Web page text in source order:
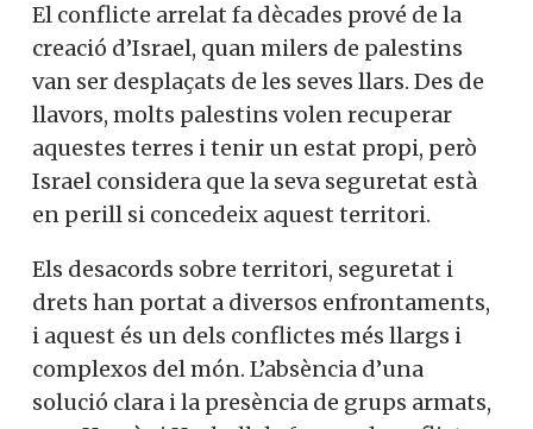
El conflicte arrelat fa dècades prové de la
creació d’Israel, quan milers de palestins
van ser desplaçats de les seves llars. Des de
llavors, molts palestins volen recuperar
aquestes terres i tenir un estat propi, però
Israel considera que la seva seguretat està
en perill si concedeix aquest territori.
Els desacords sobre territori, seguretat i
drets han portat a diversos enfrontaments,
i aquest és un dels conflictes més llargs i
complexos del món. L’absència d’una
solució clara i la presència de grups armats,